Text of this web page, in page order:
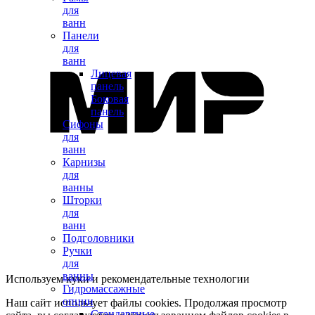
для
ванн
Панели
для
ванн
Лицевая
панель
Боковая
панель
Сифоны
для
ванн
Карнизы
для
ванны
Шторки
для
ванн
Подголовники
Ручки
для
ванны
Гидромассажные
опции
Используем куки и рекомендательные технологии
Наш сайт использует файлы cookies. Продолжая просмотр